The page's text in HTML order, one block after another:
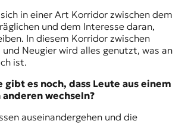
in einer Art Korridor zwischen dem
und dem Interesse daran,
In diesem Korridor zwischen
Neugier wird alles genutzt, was an
ist.
gibt es noch, dass Leute aus einem
wechseln?
auseinandergehen und die